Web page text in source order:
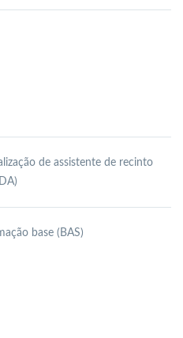
de assistente de recinto
base (BAS)